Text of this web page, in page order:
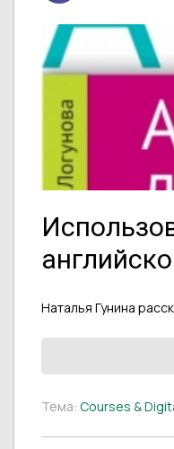
Наталья Гунина
Тема: Courses &